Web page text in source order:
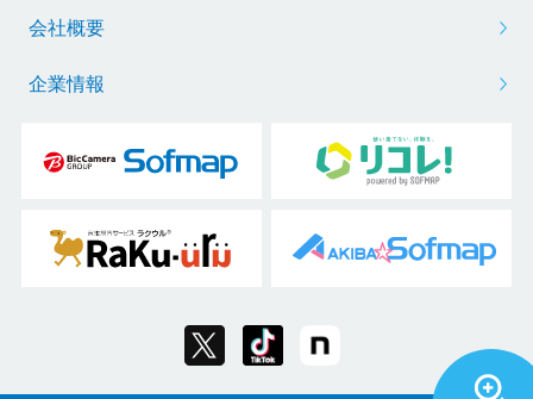
会社概要
企業情報